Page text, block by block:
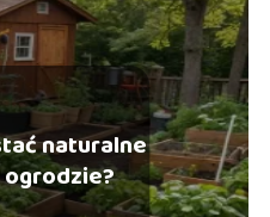
naturalne